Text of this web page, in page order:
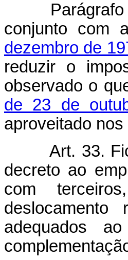
Parágrafo
conjunto com
dezembro de
reduzir o
observado o
de 23 de
aproveitado
Art. 33.
decreto ao
com
deslocamento
adequados